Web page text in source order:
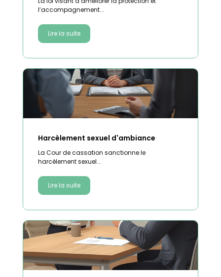
l’accompagnement...
Lire la suite
Harcèlement sexuel d'ambiance
La Cour de cassation sanctionne le
harcèlement sexuel...
Lire la suite